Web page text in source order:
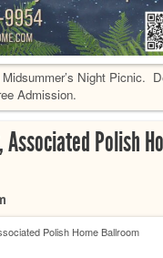
Night Picnic.
Admission.
Associated Polish